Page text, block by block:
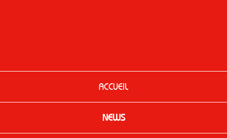
ACCUEIL
NEWS